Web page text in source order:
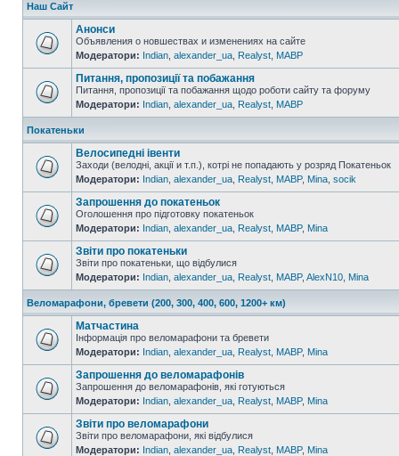
Наш Сайт
Анонси
Объявления о новшествах и изменениях на сайте
Модератори: Indian alexander_ua Realyst MABP
Питання, пропозиції та побажання
Питання, пропозиції та побажання щодо роботи сайту та форуму
Модератори: Indian alexander_ua Realyst MABP
Покатеньки
Велосипедні івенти
Заходи (велодні, акції и т.п.), котрі не попадають у розряд Покатеньок
Модератори: Indian alexander_ua Realyst MABP, Mina socik
Запрошення до покатеньок
Оголошення про підготовку покатеньок
Модератори: Indian alexander_ua Realyst MABP, Mina
Звіти про покатеньки
Звіти про покатеньки, що відбулися
Модератори: Indian alexander_ua Realyst MABP, AlexN10 Mina
Веломарафони, бревети (200, 300, 400, 600, 1200+ км)
Матчастина
Інформація про веломарафони та бревети
Модератори: Indian alexander_ua Realyst MABP, Mina
Запрошення до веломарафонів
Запрошення до веломарафонів, які готуються
Модератори: Indian alexander_ua Realyst MABP, Mina
Звіти про веломарафони
Звіти про веломарафони, які відбулися
Модератори: Indian alexander_ua Realyst MABP, Mina